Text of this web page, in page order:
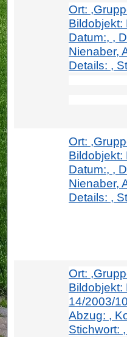
Ort:
Bildobjekt:
Datum:, ,
Nienaber,
Details: ,
Ort:
Bildobjekt:
Datum:, ,
Nienaber,
Details: ,
Ort:
Bildobjekt:
14/2003/
Abzug: ,
Stichwort: